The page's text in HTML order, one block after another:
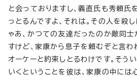
と会っておりますし、義直氏も秀頼氏
っとるんですよ、それは。その人を殺
ゃあ、かつての友達だったのか敵同
すけど、家康から息子を頼むぞと言わ
オーケーと約束しとるわけです。そう
いくということを彼は、家康の中に